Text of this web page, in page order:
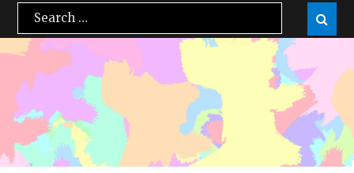
content
Search
for:
